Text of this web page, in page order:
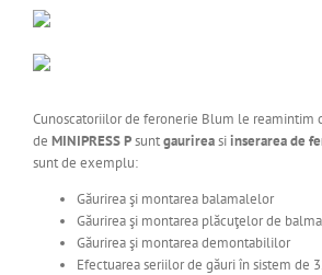
Cunoscatoriilor de feronerie Blum le reamintim
de MINIPRESS Psuntgaurireasiinserarea de
sunt de exemplu:
Găurirea şi montarea balamalelor
Găurirea şi montarea plăcuţelor de
Găurirea şi montarea demontabililor
Efectuarea seriilor de găuri în sistem de